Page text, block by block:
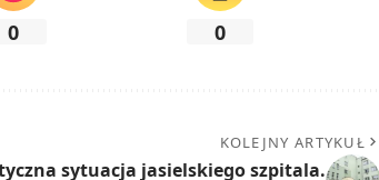
0 0
KOLEJNY ARTYKUŁ
sytuacja jasielskiego szpitala.